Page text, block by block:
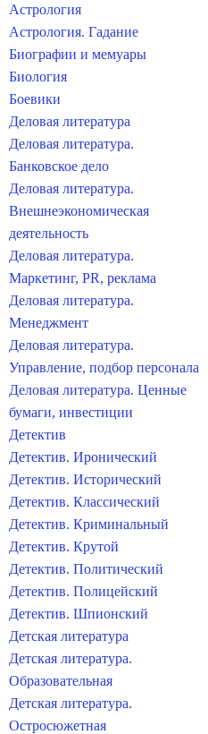
Астрология
Астрология. Гадание
Биографии и мемуары
Биология
Боевики
Деловая литература
Деловая литература.
Банковское дело
Деловая литература.
Внешнеэкономическая
деятельность
Деловая литература.
Маркетинг, PR, реклама
Деловая литература.
Менеджмент
Деловая литература.
Управление, подбор персонала
Деловая литература. Ценные
бумаги, инвестиции
Детектив
Детектив. Иронический
Детектив. Исторический
Детектив. Классический
Детектив. Криминальный
Детектив. Крутой
Детектив. Политический
Детектив. Полицейский
Детектив. Шпионский
Детская литература
Детская литература.
Образовательная
Детская литература.
Остросюжетная